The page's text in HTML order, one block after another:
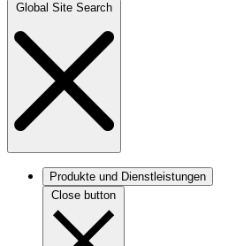
Global Site Search
Produkte und Dienstleistungen
Close button